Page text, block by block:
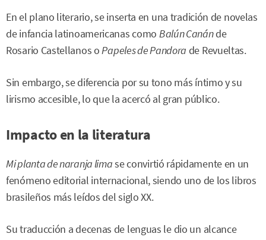
En el plano literario, se inserta en una tradición de novelas
de infancia latinoamericanas como Balún Canánde
Rosario Castellanos oPapeles de Pandora de Revueltas.
Sin embargo, se diferencia por su tono más íntimo y su
lirismo accesible, lo que la acercó al gran público.
Impacto en la literatura
Mi planta de naranja limase convirtió rápidamente en un
fenómeno editorial internacional, siendo uno de los libros
brasileños más leídos del siglo XX.
Su traducción a decenas de lenguas le dio un alcance